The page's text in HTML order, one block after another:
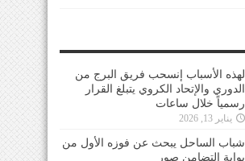
لهذه الأسباب إنسحب فريق البرج من
الدوري والإتحاد الكروي يتبلغ القرار
رسمياً خلال ساعات
يناير 13, 2026
شباب الساحل يبحث عن فوزه الأول من
بوابة التضامن صور